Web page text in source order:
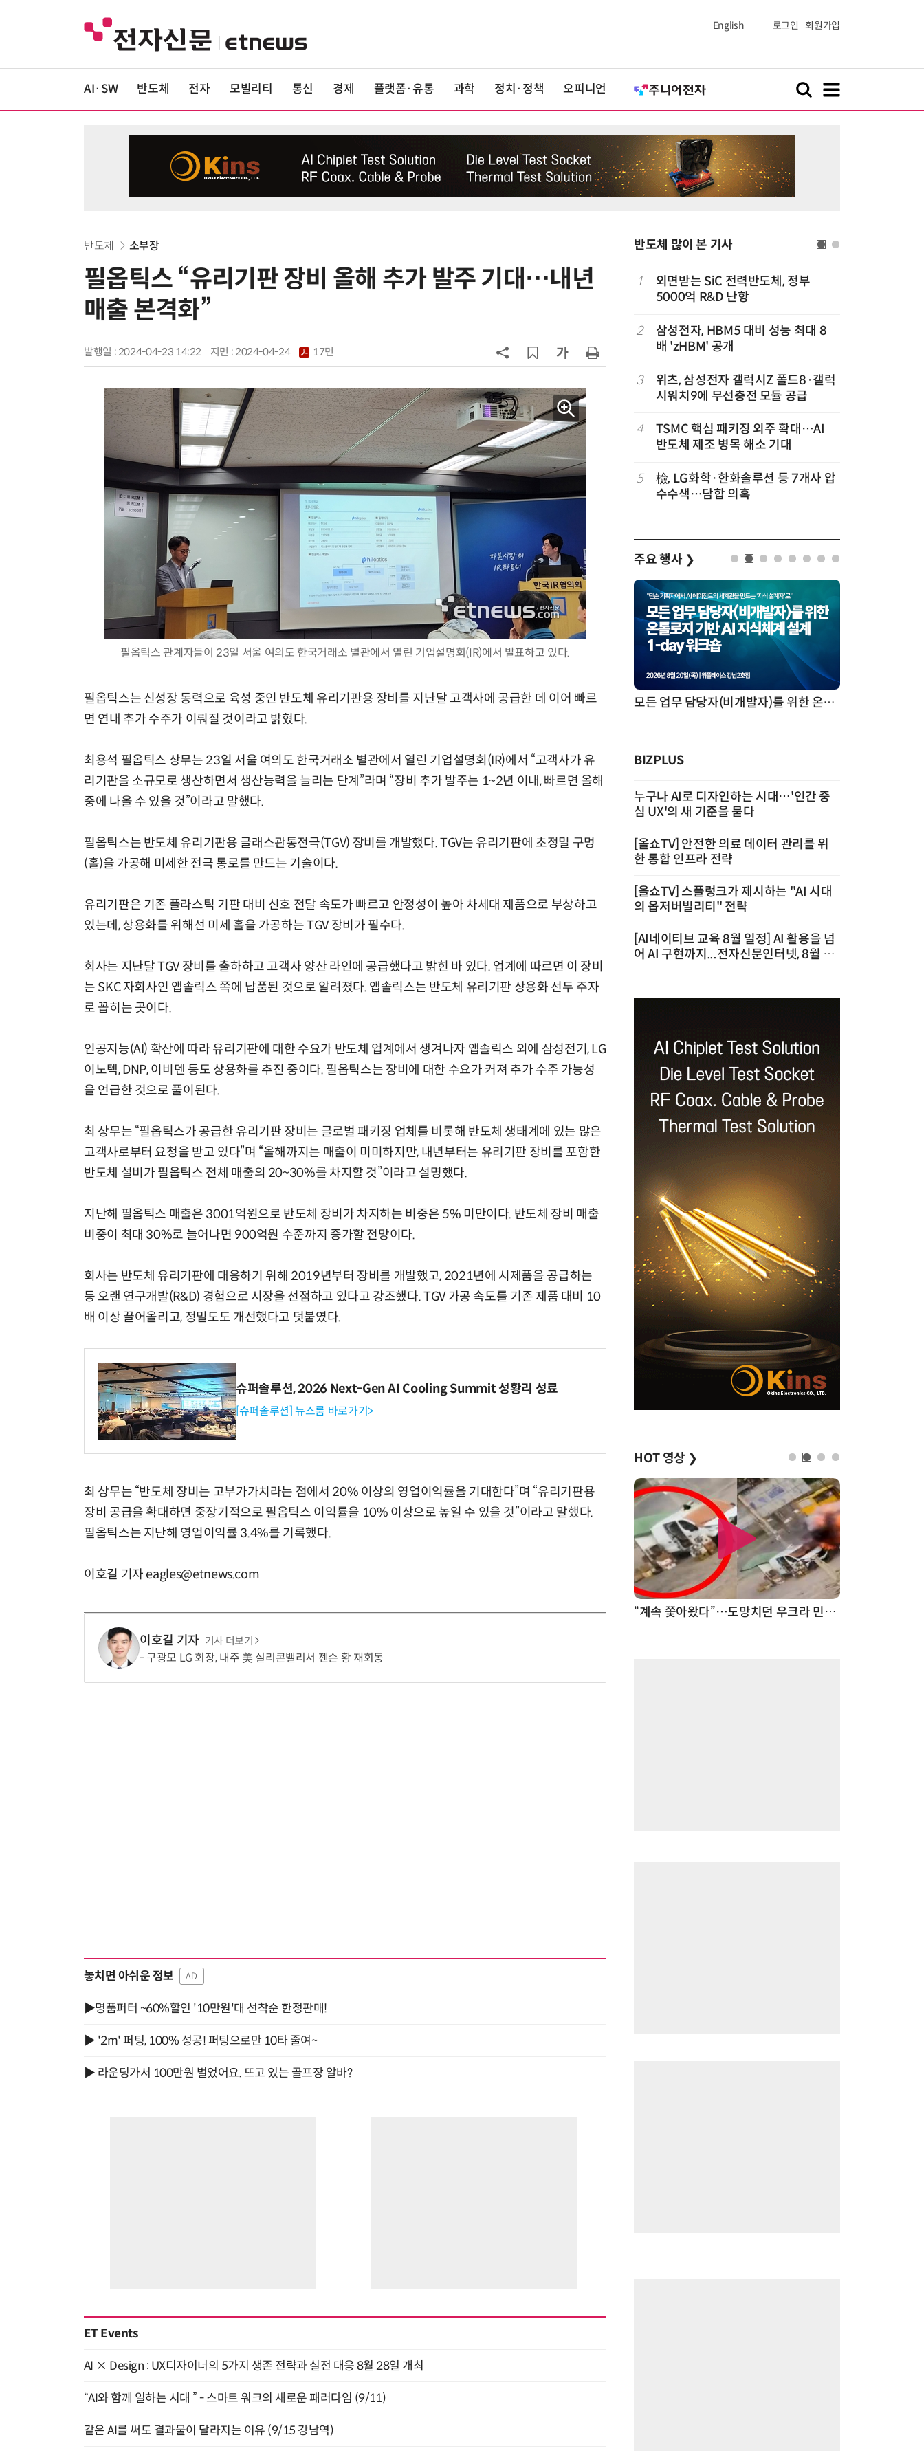
English 로그인 회원가입
AI·SW 반도체 전자 모빌리티 통신 경제 플랫폼·유통 과학 정치·정책 오피니언
반도체 소부장
필옵틱스 “유리기판 장비 올해 추가 발주 기대…내년
매출 본격화”
발행일 : 2024-04-23 14:22 지면 :2024-04-24 17면
필옵틱스 관계자들이 23일 서울 여의도 한국거래소 별관에서 열린 기업설명회(IR)에서 발표하고 있다.
필옵틱스는 신성장 동력으로 육성 중인 반도체 유리기판용 장비를 지난달 고객사에 공급한 데 이어 빠르
면 연내 추가 수주가 이뤄질 것이라고 밝혔다.
최용석 필옵틱스 상무는 23일 서울 여의도 한국거래소 별관에서 열린 기업설명회(IR)에서 “고객사가 유
리기판을 소규모로 생산하면서 생산능력을 늘리는 단계”라며 “장비 추가 발주는 1~2년 이내, 빠르면 올해
중에 나올 수 있을 것”이라고 말했다.
필옵틱스는 반도체 유리기판용 글래스관통전극(TGV) 장비를 개발했다. TGV는 유리기판에 초정밀 구멍
(홀)을 가공해 미세한 전극 통로를 만드는 기술이다.
유리기판은 기존 플라스틱 기판 대비 신호 전달 속도가 빠르고 안정성이 높아 차세대 제품으로 부상하고
있는데, 상용화를 위해선 미세 홀을 가공하는 TGV 장비가 필수다.
회사는 지난달 TGV 장비를 출하하고 고객사 양산 라인에 공급했다고 밝힌 바 있다. 업계에 따르면 이 장비
는 SKC 자회사인 앱솔릭스 쪽에 납품된 것으로 알려졌다. 앱솔릭스는 반도체 유리기판 상용화 선두 주자
로 꼽히는 곳이다.
인공지능(AI) 확산에 따라 유리기판에 대한 수요가 반도체 업계에서 생겨나자 앱솔릭스 외에 삼성전기, LG
이노텍, DNP, 이비덴 등도 상용화를 추진 중이다. 필옵틱스는 장비에 대한 수요가 커져 추가 수주 가능성
을 언급한 것으로 풀이된다.
최 상무는 “필옵틱스가 공급한 유리기판 장비는 글로벌 패키징 업체를 비롯해 반도체 생태계에 있는 많은
고객사로부터 요청을 받고 있다”며 “올해까지는 매출이 미미하지만, 내년부터는 유리기판 장비를 포함한
반도체 설비가 필옵틱스 전체 매출의 20~30%를 차지할 것”이라고 설명했다.
지난해 필옵틱스 매출은 3001억원으로 반도체 장비가 차지하는 비중은 5% 미만이다. 반도체 장비 매출
비중이 최대 30%로 늘어나면 900억원 수준까지 증가할 전망이다.
회사는 반도체 유리기판에 대응하기 위해 2019년부터 장비를 개발했고, 2021년에 시제품을 공급하는
등 오랜 연구개발(R&D) 경험으로 시장을 선점하고 있다고 강조했다. TGV 가공 속도를 기존 제품 대비 10
배 이상 끌어올리고, 정밀도도 개선했다고 덧붙였다.
슈퍼솔루션, 2026 Next-Gen AI Cooling Summit 성황리 성료
[슈퍼솔루션] 뉴스룸 바로가기>
최 상무는 “반도체 장비는 고부가가치라는 점에서 20% 이상의 영업이익률을 기대한다”며 “유리기판용
장비 공급을 확대하면 중장기적으로 필옵틱스 이익률을 10% 이상으로 높일 수 있을 것”이라고 말했다.
필옵틱스는 지난해 영업이익률 3.4%를 기록했다.
이호길 기자 eagles@etnews.com
이호길 기자 기사 더보기
구광모 LG 회장, 내주 美 실리콘밸리서 젠슨 황 재회동
놓치면 아쉬운 정보 AD
▶명품퍼터 ~60%할인 '10만원'대 선착순 한정판매!
▶ '2m' 퍼팅, 100% 성공! 퍼팅으로만 10타 줄여~
▶ 라운딩가서 100만원 벌었어요. 뜨고 있는 골프장 알바?
ET Events
AI × Design : UX디자이너의 5가지 생존 전략과 실전 대응 8월 28일 개최
“AI와 함께 일하는 시대 ” - 스마트 워크의 새로운 패러다임 (9/11)
같은 AI를 써도 결과물이 달라지는 이유 (9/15 강남역)
반도체 많이 본 기사
6
[테크데이, 빛으로 通한다]<2>오이
문 '실리콘 포토닉스·CPO' 테크데
분기 사상 최대 매출
9
[사설] 차세대 전력반도체 R&D, 참
여 대기업 파격 혜택 줘라
10 소프트피브이·성균관대, 실내용 3차
원 구형 태양전지 IEC 국제표준 개발
과제 공식 승인
1
외면받는 SiC 전력반도체, 정부
5000억 R&D 난항
2
삼성전자, HBM5 대비 성능 최대 8
배 'zHBM' 공개
3
위츠, 삼성전자 갤럭시Z 폴드8·갤럭
시워치9에 무선충전 모듈 공급
4
TSMC 핵심 패키징 외주 확대…AI
반도체 제조 병목 해소 기대
5
檢, LG화학·한화솔루션 등 7개사 압
수수색…담합 의혹
주요 행사 ❯
AI × Design : UX 디자이너의 5가지 생존 전략과 실전 대응 모든 업무 담당자(비개발자)를 위한 온톨로지 기반 AI 지식체계 설계 1-day 워크숍
BIZPLUS
누구나 AI로 디자인하는 시대…'인간 중
심 UX'의 새 기준을 묻다
[올쇼TV] 안전한 의료 데이터 관리를 위
한 통합 인프라 전략
[올쇼TV] 스플렁크가 제시하는 "AI 시대
의 옵저버빌리티" 전략
[AI네이티브 교육 8월 일정] AI 활용을 넘
어 AI 구현까지...전자신문인터넷, 8월 실
HOT 영상 ❯
거미줄 쏘고 자동 회수까지…현실판 스파이더맨 웹 슈터 70년 만에 돌아온 시베리아호랑이…카자흐스탄 야생에 풀렸다 “계속 쫓아왔다”…도망치던 우크라 민간인 공격한 러 자폭 드론